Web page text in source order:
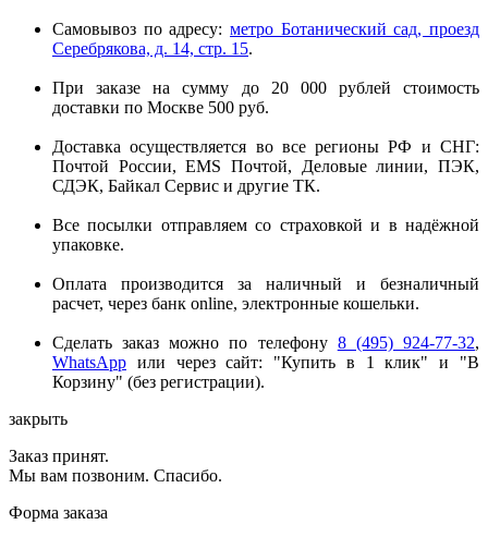
Самовывоз по адресу: метро Ботанический сад, проезд
Серебрякова, д. 14, стр. 15.
При заказе на сумму до 20 000 рублей стоимость
доставки по Москве 500 руб.
Доставка осуществляется во все регионы РФ и СНГ:
Почтой России, EMS Почтой, Деловые линии, ПЭК,
СДЭК, Байкал Сервис и другие ТК.
Все посылки отправляем со страховкой и в надёжной
упаковке.
Оплата производится за наличный и безналичный
расчет, через банк online, электронные кошельки.
Сделать заказ можно по телефону 8 (495) 924-77-32,
WhatsApp или через сайт: "Купить в 1 клик" и "В
Корзину" (без регистрации).
закрыть
Заказ принят.
Мы вам позвоним. Спасибо.
Форма заказа